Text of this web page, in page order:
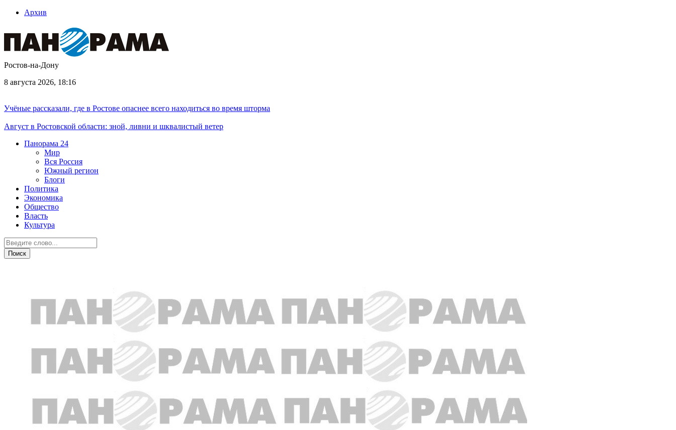
Архив
Ростов-на-Дону
8 августа 2026, 18:16
Учёные рассказали, где в Ростове опаснее всего находиться во время шторма
Август в Ростовской области: зной, ливни и шквалистый ветер
Панорама 24
Мир
Вся Россия
Южный регион
Блоги
Политика
Экономика
Общество
Власть
Культура